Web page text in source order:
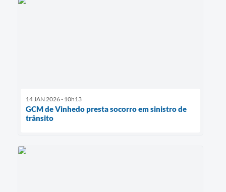
14 JAN 2026 - 10h13
GCM de Vinhedo presta socorro em sinistro de
trânsito